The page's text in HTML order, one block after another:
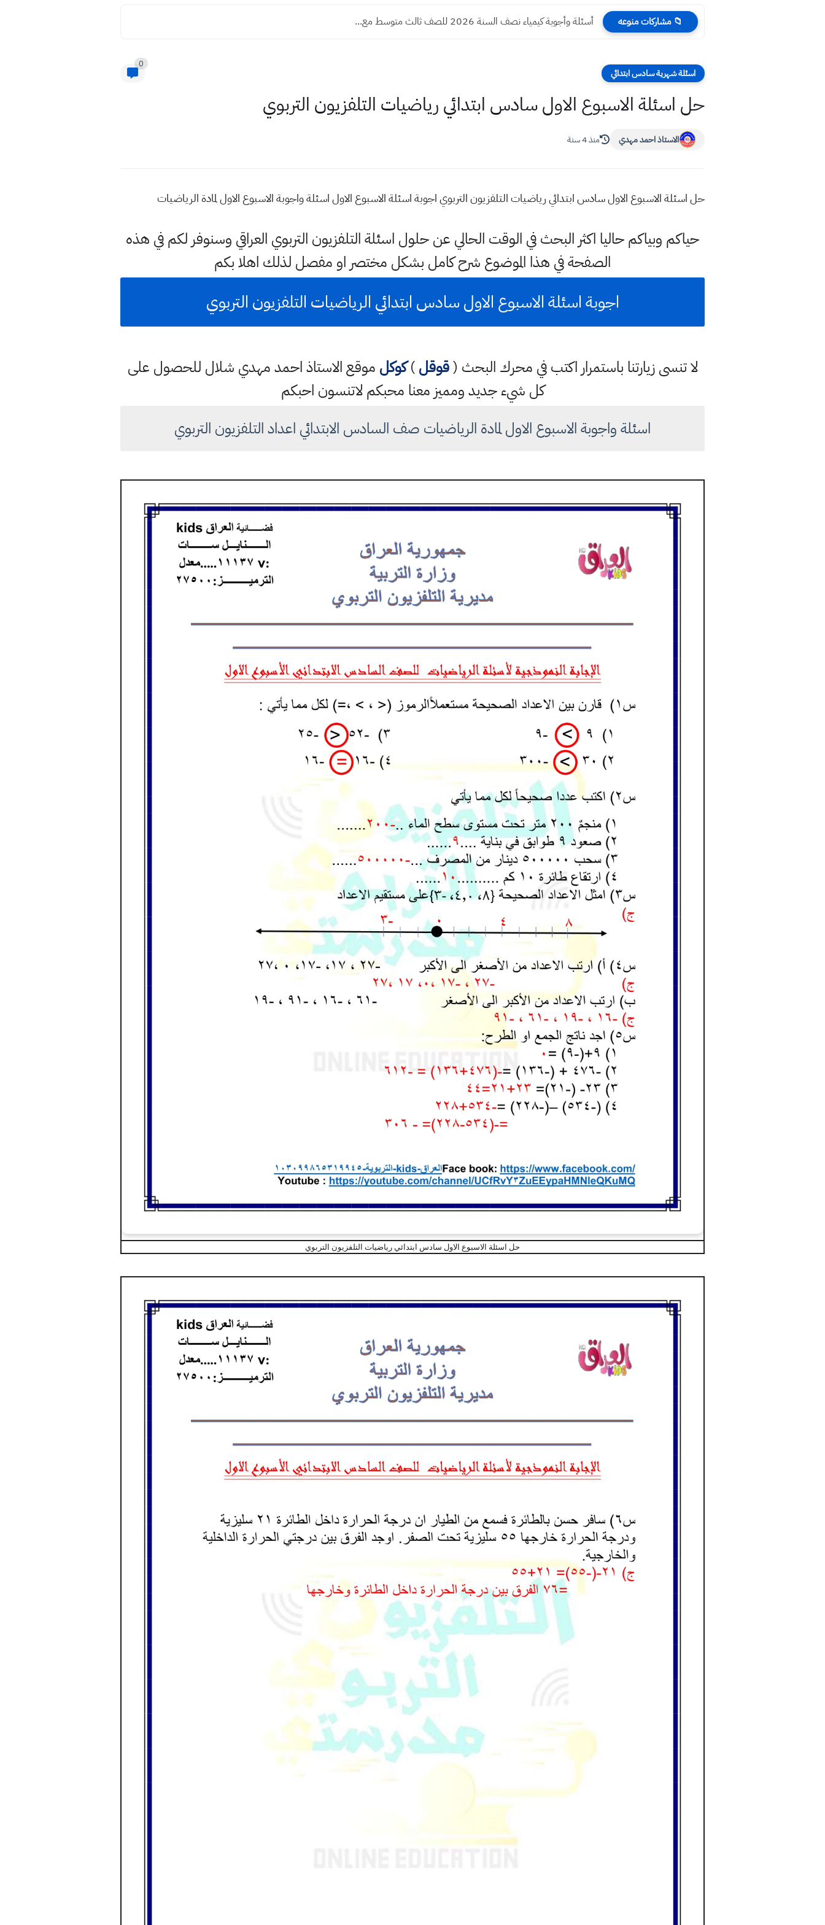
📁 مشاركات منوعه أسئلة وأجوبة كيمياء نصف السنة 2026 للصف ثالث متوسط مع...
اسئلة شهرية سادس ابتدائي
0
حل اسئلة الاسبوع الاول سادس ابتدائي رياضيات التلفزيون التربوي
الاستاذ احمد مهدي منذ 4 سنة
حل اسئلة الاسبوع الاول سادس ابتدائي رياضيات التلفزيون التربوي اجوبة اسئلة الاسبوع الاول اسئلة واجوبة الاسبوع الاول لمادة الرياضيات
حياكم وبياكم حاليا اكثر البحث في الوقت الحالي عن حلول اسئلة التلفزيون التربوي العراقي وسنوفر لكم في هذه
الصفحة في هذا الموضوع شرح كامل بشكل مختصر او مفصل لذلك اهلا بكم
اجوبة اسئلة الاسبوع الاول سادس ابتدائي الرياضيات التلفزيون التربوي
لا تنسى زيارتنا باستمرار اكتب في محرك البحث (قوقل)كوكل موقع الاستاذ احمد مهدي شلال للحصول على
كل شيء جديد ومميز معنا محبكم لاتنسون احبكم
اسئلة واجوبة الاسبوع الاول لمادة الرياضيات صف السادس الابتدائي اعداد التلفزيون التربوي
حل اسئلة الاسبوع الاول سادس ابتدائي رياضيات التلفزيون التربوي